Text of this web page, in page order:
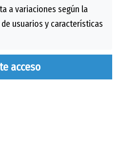
a variaciones según la
usuarios y características
acceso